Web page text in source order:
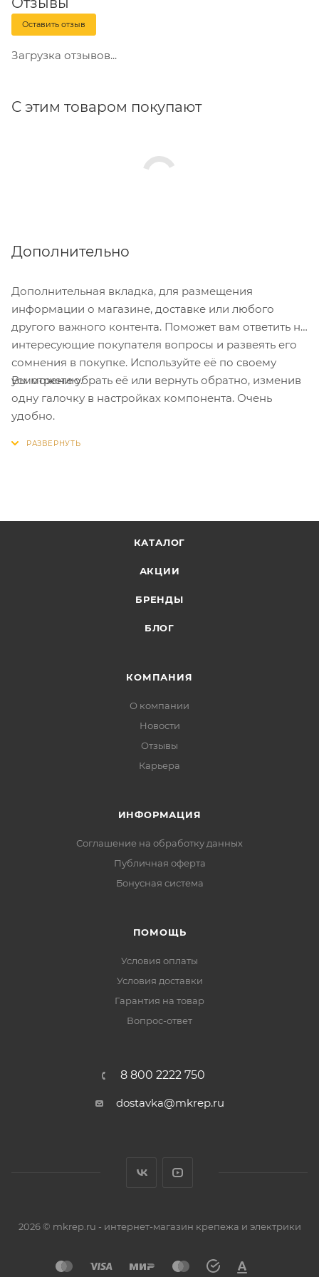
стандартам.
Оставить отзыв
Загрузка отзывов...
С этим товаром покупают
Дополнительно
Дополнительная вкладка, для размещения
информации о магазине, доставке или любого
другого важного контента. Поможет вам ответить на
интересующие покупателя вопросы и развеять его
сомнения в покупке. Используйте её по своему
усмотрению.
Вы можете убрать её или вернуть обратно, изменив
одну галочку в настройках компонента. Очень
удобно.
КАТАЛОГ
АКЦИИ
БРЕНДЫ
БЛОГ
КОМПАНИЯ
О компании
Новости
Отзывы
Карьера
ИНФОРМАЦИЯ
Соглашение на обработку данных
Публичная оферта
Бонусная система
ПОМОЩЬ
Условия оплаты
Условия доставки
Гарантия на товар
Вопрос-ответ
8 800 2222 750
dostavka@mkrep.ru
2026 © mkrep.ru - интернет-магазин крепежа и электрики